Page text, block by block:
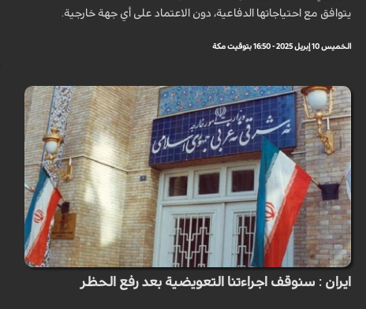
يتوافق مع احتياجاتها الدفاعية، دون الاعتماد على أي جهة خارجية.
الخميس 10 إبريل 2025 - 16:50 بتوقيت مكة
ايران : سنوقف اجراءتنا التعويضية بعد رفع الحظر